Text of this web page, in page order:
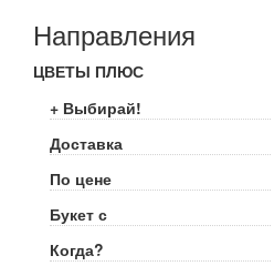
Направления
ЦВЕТЫ ПЛЮС
+ Выбирай!
Доставка
По цене
Букет с
Когда?